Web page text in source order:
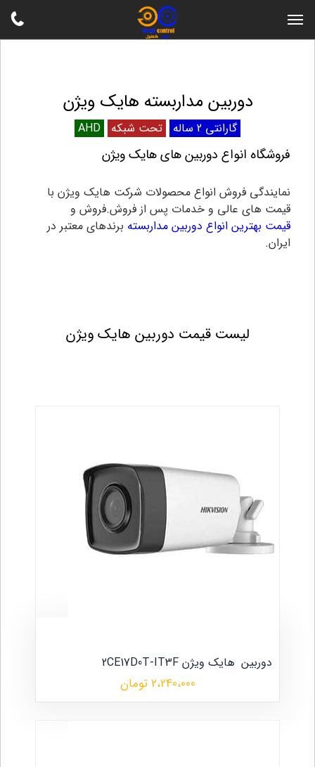
دوربین مداربسته هایک ویژن
گارانتی 2 ساله تحت شبکه
فروشگاه انواع دوربین های هایک ویژن
نمایندگی فروش انواع محصولات شرکت هایک ویژن با
قیمت های عالی و خدمات پس از فروش.فروش و
قیمت بهترین انواع دوربین مداربسته برندهای معتبر در
ایران.
لیست قیمت دوربین هایک ویژن
دوربین هایک ویژن 2CE17D0T-IT3F
2،240،000 تومان